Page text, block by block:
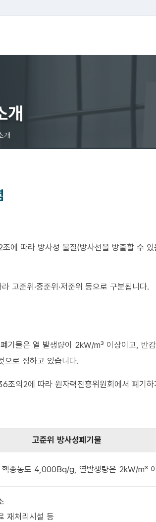
개
개
2조에 따라 방사성 물질(방사선을 방출할 수
고준위·중준위·저준위 등으로 구분됩니다.
폐기물은 열 발생량이 2kW/m³ 이상이고,
로 정하고 있습니다.
36조의2에 따라 원자력진흥위원회에서 폐기
고준위 방사성폐기물
핵종농도 4,000Bq/g, 열발생량은 2kW/m³
재처리시설 등